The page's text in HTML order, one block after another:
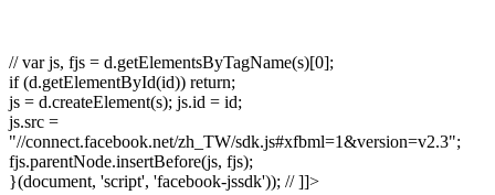
// var js, fjs = d.getElementsByTagName(s)[0];
if (d.getElementById(id)) return;
js = d.createElement(s); js.id = id;
js.src =
"//connect.facebook.net/zh_TW/sdk.js#xfbml=1&version=v2.3";
fjs.parentNode.insertBefore(js, fjs);
}(document, 'script', 'facebook-jssdk')); // ]]>